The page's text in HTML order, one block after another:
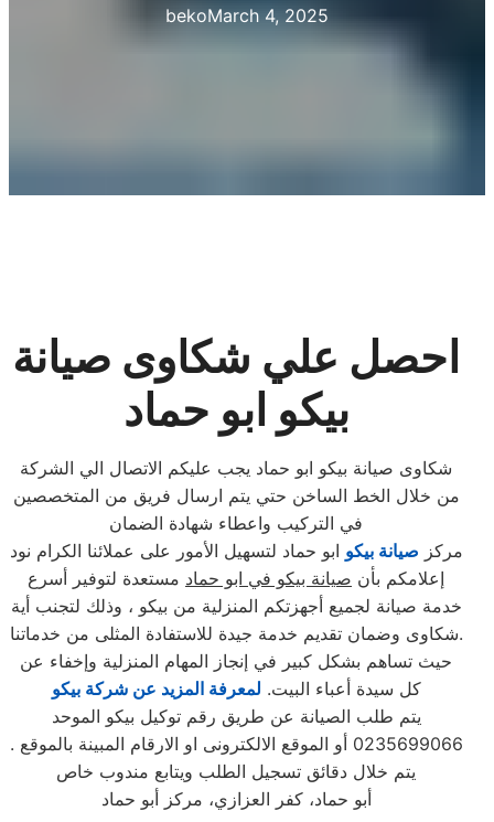
bekoMarch 4, 2025
احصل علي شكاوى صيانة
بيكو ابو حماد
شكاوى صيانة بيكو ابو حماد يجب عليكم الاتصال الي الشركة
من خلال الخط الساخن حتي يتم ارسال فريق من المتخصصين
في التركيب واعطاء شهادة الضمان
مركز صيانة بيكو ابو حماد لتسهيل الأمور على عملائنا الكرام نود
إعلامكم بأن صيانة بيكو في ابو حماد مستعدة لتوفير أسرع
خدمة صيانة لجميع أجهزتكم المنزلية من بيكو ، وذلك لتجنب أية
شكاوى وضمان تقديم خدمة جيدة للاستفادة المثلى من خدماتنا.
حيث تساهم بشكل كبير في إنجاز المهام المنزلية وإخفاء عن
كل سيدة أعباء البيت. لمعرفة المزيد عن شركة بيكو
يتم طلب الصيانة عن طريق رقم توكيل بيكو الموحد
0235699066 أو الموقع الالكترونى او الارقام المبينة بالموقع .
يتم خلال دقائق تسجيل الطلب ويتابع مندوب خاص
أبو حماد، كفر العزازي، مركز أبو حماد